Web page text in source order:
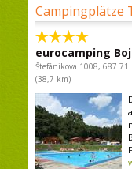
Campingplätze
eurocamping
Štefánikova 1008, 687 71
(38,7 km)